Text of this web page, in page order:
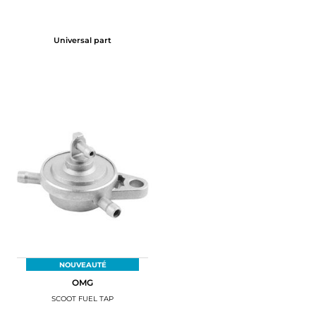
Universal part
NOUVEAUTÉ
OMG
SCOOT FUEL TAP